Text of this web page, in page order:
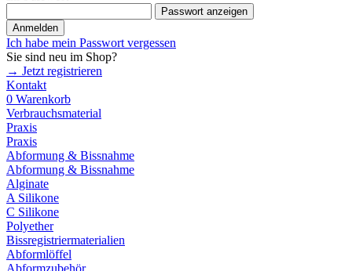
Passwort anzeigen
Anmelden
Ich habe mein Passwort vergessen
Sie sind neu im Shop?
→ Jetzt registrieren
Kontakt
0 Warenkorb
Verbrauchsmaterial
Praxis
Praxis
Abformung & Bissnahme
Abformung & Bissnahme
Alginate
A Silikone
C Silikone
Polyether
Bissregistriermaterialien
Abformlöffel
Abformzubehör